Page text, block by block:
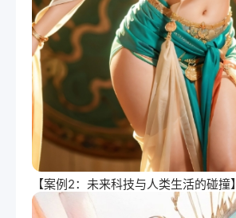
【案例2：未来科技与人类生活的碰撞】